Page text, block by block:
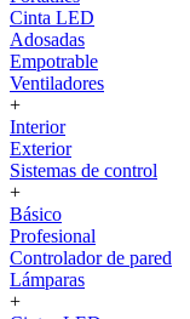
Cinta LED
Adosadas
Empotrable
Ventiladores
+
Interior
Exterior
Sistemas de control
+
Básico
Profesional
Controlador de pared
Lámparas
+